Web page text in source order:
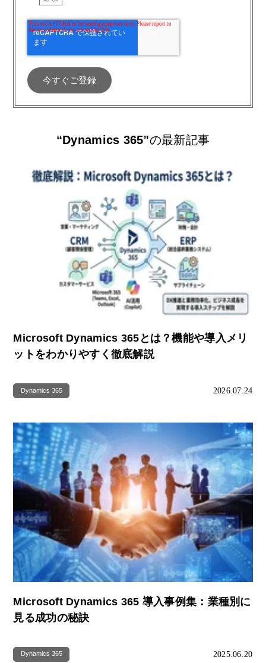
“Dynamics 365”の最新記事
Microsoft Dynamics 365とは？機能や導入メリ
ットをわかりやすく徹底解説
Dynamics 365 2026.07.24
Microsoft Dynamics 365 導入事例集：業種別に
見る成功の秘訣
Dynamics 365 2025.06.20